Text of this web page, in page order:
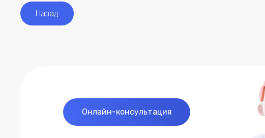
Назад
Онлайн-консультация